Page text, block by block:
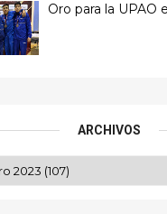
Oro para la UPAO
ARCHIVOS